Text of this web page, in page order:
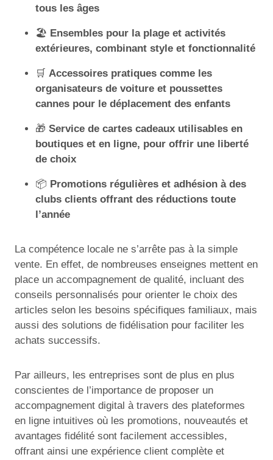
tous les âges
🏖 Ensembles pour la plage et activités
extérieures, combinant style et fonctionnalité
🛒 Accessoires pratiques comme les
organisateurs de voiture et poussettes
cannes pour le déplacement des enfants
🎁 Service de cartes cadeaux utilisables en
boutiques et en ligne, pour offrir une liberté
de choix
📦 Promotions régulières et adhésion à des
clubs clients offrant des réductions toute
l’année
La compétence locale ne s’arrête pas à la simple
vente. En effet, de nombreuses enseignes mettent en
place un accompagnement de qualité, incluant des
conseils personnalisés pour orienter le choix des
articles selon les besoins spécifiques familiaux, mais
aussi des solutions de fidélisation pour faciliter les
achats successifs.
Par ailleurs, les entreprises sont de plus en plus
conscientes de l’importance de proposer un
accompagnement digital à travers des plateformes
en ligne intuitives où les promotions, nouveautés et
avantages fidélité sont facilement accessibles,
offrant ainsi une expérience client complète et